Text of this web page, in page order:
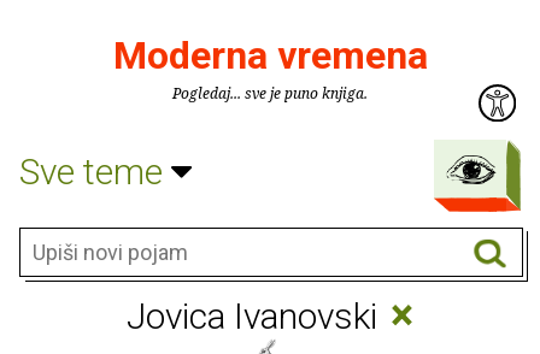
Moderna vremena
Pogledaj... sve je puno knjiga.
Sve teme
Jovica Ivanovski ×